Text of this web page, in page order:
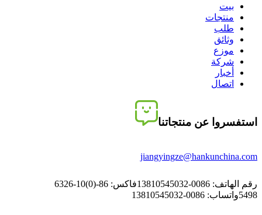
بيت
منتجات
طلب
وثائق
موزع
شركة
أخبار
اتصال
استفسروا عن منتجاتنا
jiangyingze@hankunchina.com
رقم الهاتف: 0086-13810545032
فاكس: 86-(0)10-6326
5498واتساب: 0086-13810545032